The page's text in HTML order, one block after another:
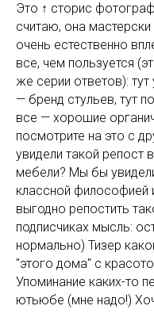
Это ↑ сторис
считаю, она
очень естественно
все, чем пользуется
же серии ответов): тут
— бренд стульев, тут
все — хорошие
посмотрите на это с
увидели такой репост
мебели? Мы бы
классной философией
выгодно репостить
подписчиках мысль:
нормально) Тизер
"этого дома" с
Упоминание каких-то
ютьюбе (мне надо!)